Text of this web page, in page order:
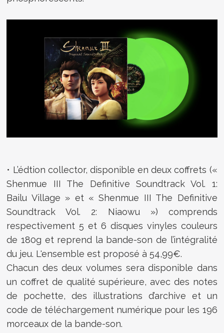
• L’édtion collector, disponible en deux coffrets («
Shenmue III The Definitive Soundtrack Vol. 1:
Bailu Village » et « Shenmue III The Definitive
Soundtrack Vol. 2: Niaowu ») comprends
respectivement 5 et 6 disques vinyles couleurs
de 180g et reprend la bande-son de l’intégralité
du jeu. L'ensemble est proposé à 54,99€.
Chacun des deux volumes sera disponible dans
un coffret de qualité supérieure, avec des notes
de pochette, des illustrations d’archive et un
code de téléchargement numérique pour les 196
morceaux de la bande-son.